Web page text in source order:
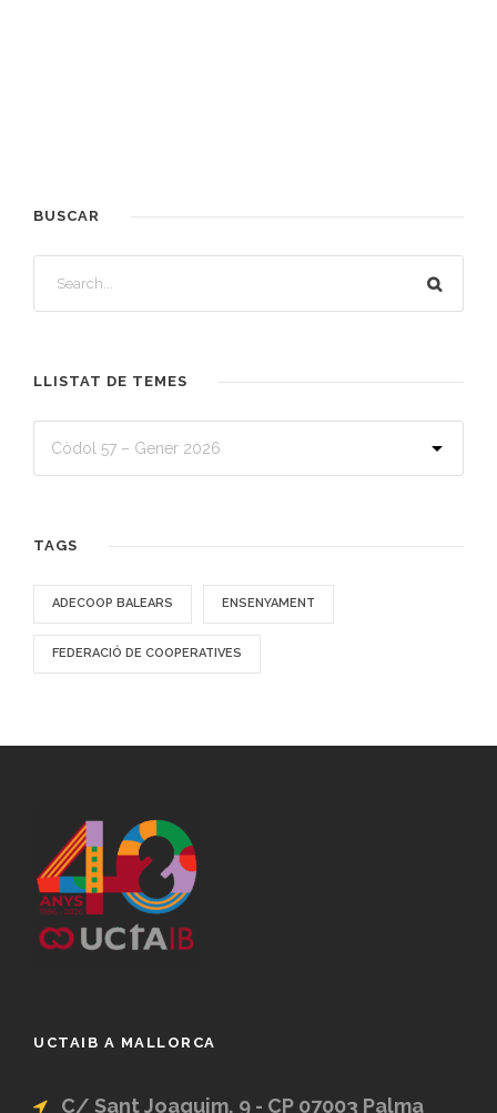
BUSCAR
LLISTAT DE TEMES
TAGS
ADECOOP BALEARS ENSENYAMENT
FEDERACIÓ DE COOPERATIVES
UCTAIB A MALLORCA
C/ Sant Joaquim, 9 - CP 07003 Palma